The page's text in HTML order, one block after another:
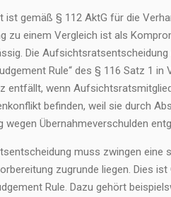
ist gemäß § 112 AktG für die
zu einem Vergleich ist als
Die
Rule“ des § 116 Satz 1
entfällt, wenn
befinden, weil sie durch
wegen Übernahmeverschulden
muss zwingen eine
zugrunde liegen. Dies
Rule. Dazu gehört